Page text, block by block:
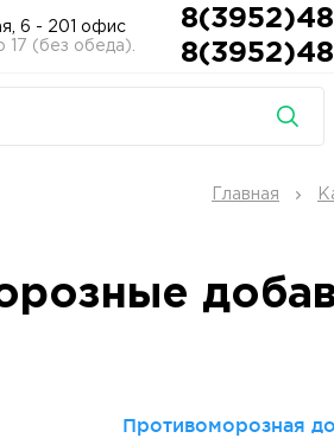
6 - 201 офис
(без обеда).
Главная
Противоморозная